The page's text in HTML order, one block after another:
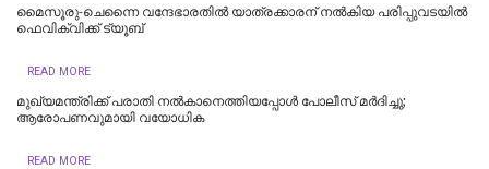
മൈസൂരു-ചെന്നൈ വന്ദേഭാരതില്‍ യാത്രക്കാരന് നല്‍കിയ പരിപ്പുവടയില്‍
ഫെവിക്വിക്ക് ട്യൂബ്
READ MORE
മുഖ്യമന്ത്രിക്ക് പരാതി നൽകാനെത്തിയപ്പോൾ പോലീസ് മർദിച്ചു;
ആരോപണവുമായി വയോധിക
READ MORE